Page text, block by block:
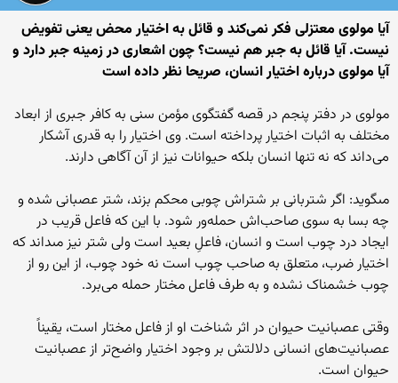
آیا مولوی معتزلی فکر نمی‌کند و قائل به اختیار محض یعنی تفویض
نیست. آیا قائل به جبر هم نیست؟ چون اشعاری در زمینه جبر دارد و
آیا مولوی درباره اختیار انسان، صریحا نظر داده است
مولوى در دفتر پنجم در قصه گفتگوى مؤمن سنى به کافر جبرى از ابعاد
مختلف به اثبات اختیار پرداخته است. وى اختیار را به قدرى آشکار
مى‌‏داند که نه تنها انسان بلکه حیوانات نیز از آن آگاهى دارند.
مى‏گوید: اگر شتربانى بر شتراش چوبى محکم بزند، شتر عصبانى شده و
چه بسا به سوى صاحب‏‌اش حمله‏‌ور شود. با این که فاعل قریب در
ایجاد درد چوب است و انسان، فاعلِ بعید است ولى شتر نیز مى‏داند که
اختیار ضرب، متعلق به صاحب چوب است نه خود چوب، از این رو از
چوب خشمناک نشده و به طرف فاعل مختار حمله مى‏‌برد.
وقتى عصبانیت حیوان در اثر شناخت او از فاعل مختار است، یقیناً
عصبانیت‌‏هاى‏ انسانى دلالتش بر وجود اختیار واضح‌‏تر از عصبانیت
حیوان است.